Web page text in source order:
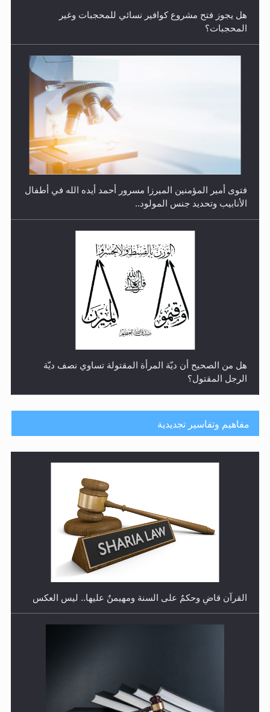
هل يجوز فتح مشروع كوافير نسائي للمحجبات وغير
المحجبات؟
فتوى أمير المؤمنين الميرزا مسرور أحمد أيده الله في أطفال
الأنابيب وتحديد جنس المولود..
هل من الصحيح أن ديّة المرأة المقتولة تساوي نصف ديّة
الرجل المقتول؟
هل تعتبر الأشفار الاصطناعية (الرموش الاصطناعية) والأظافر
البلاستيكية وطلاء الأظافر حاجبا للوضوء وهل يُسمح الصلاة
مفاهيم وتفاسير تجديدية
القرآن قاضٍ وحكمٌ على السنة ومهيمنٌ عليها.. ليس العكس